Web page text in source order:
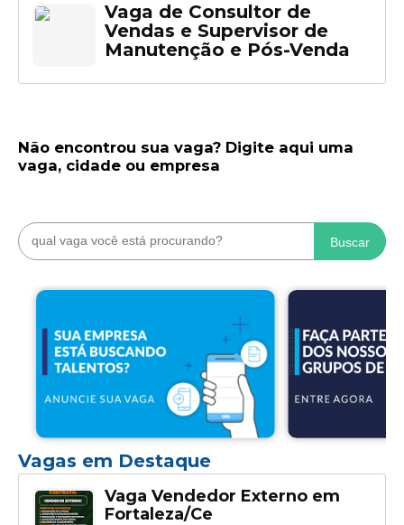
Vaga de Consultor de
Vendas e Supervisor de
Manutenção e Pós-Venda
Não encontrou sua vaga? Digite aqui uma
vaga, cidade ou empresa
Buscar
Vagas em Destaque
Vaga Vendedor Externo em
Fortaleza/Ce